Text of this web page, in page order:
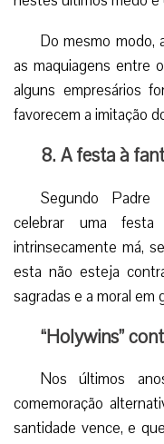
buracos em forma do
7. Um grande
Hollywood
uma série de filmes
assassinatos criam
angústia e ansiedade.
Estes filmes são
nestes últimos medo e
Do mesmo
as maquiagens entre
favorecem a imitação
8. A festa à
Segundo Padre